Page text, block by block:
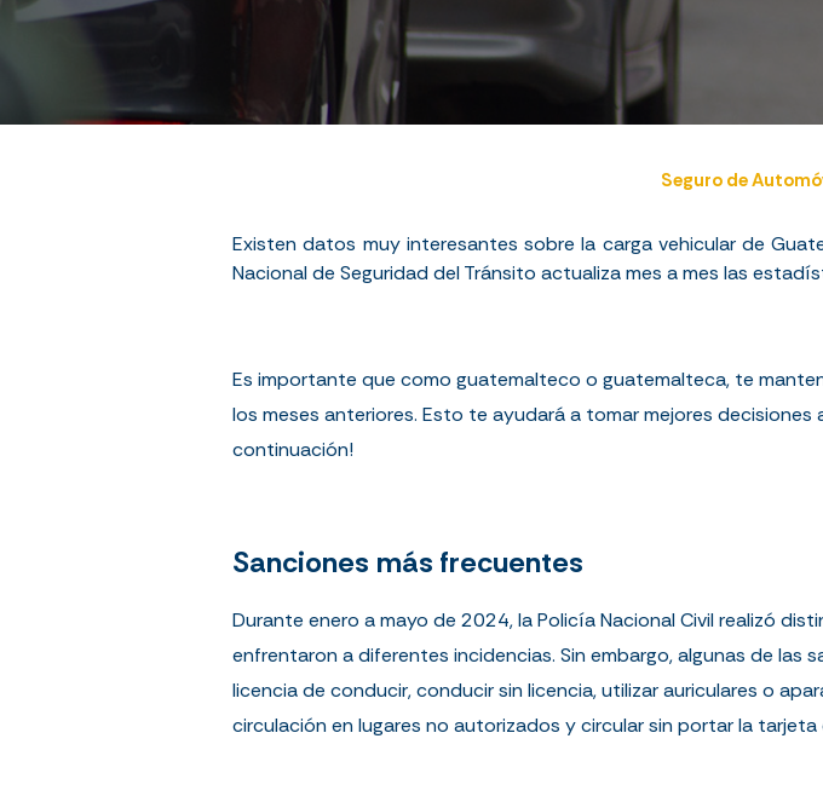
Seguro de
Existen datos muy interesantes sobre la carga vehicular de
Nacional de Seguridad del Tránsito actualiza mes a mes las
Es importante que como guatemalteco o guatemalteca, te
los meses anteriores. Esto te ayudará a tomar mejores
continuación!
Sanciones más frecuentes
Durante enero a mayo de 2024, la Policía Nacional Civil realizó
enfrentaron a diferentes incidencias. Sin embargo, algunas de las
licencia de conducir, conducir sin licencia, utilizar auriculares o
circulación en lugares no autorizados y circular sin portar la